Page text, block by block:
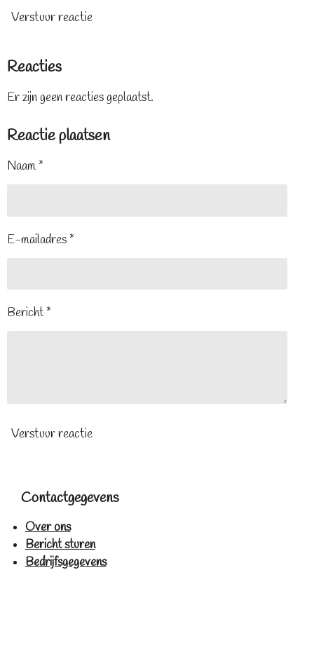
Verstuur reactie
Reacties
Er zijn geen reacties geplaatst.
Reactie plaatsen
Naam *
E-mailadres *
Bericht *
Verstuur reactie
Contactgegevens
Over ons
Bericht sturen
Bedrijfsgegevens